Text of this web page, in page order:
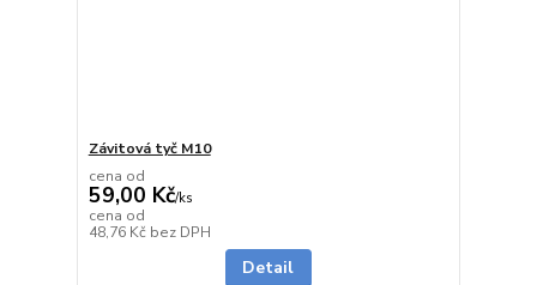
Závitová tyč M10
cena od
59,00 Kč/ks
cena od
48,76 Kč bez DPH
Detail